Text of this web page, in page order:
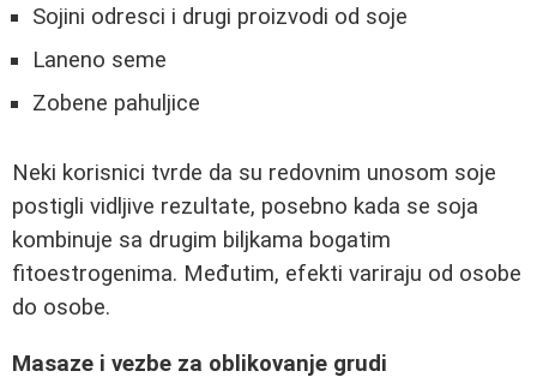
Sojini odresci i drugi proizvodi od soje
Laneno seme
Zobene pahuljice
Neki korisnici tvrde da su redovnim unosom soje
postigli vidljive rezultate, posebno kada se soja
kombinuje sa drugim biljkama bogatim
fitoestrogenima. Međutim, efekti variraju od osobe
do osobe.
Masaze i vezbe za oblikovanje grudi